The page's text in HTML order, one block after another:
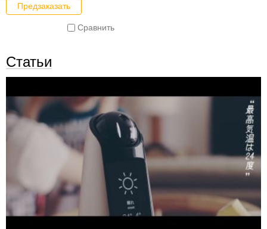
Предзаказать
Сравнить
Статьи